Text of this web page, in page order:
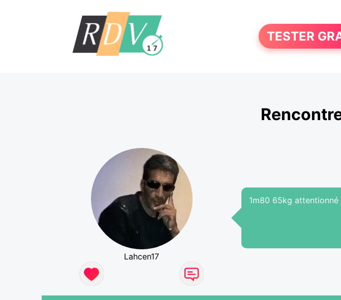
TESTER
Lahcen17
1m80 65kg